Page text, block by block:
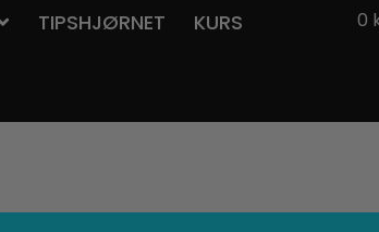
TIPSHJØRNET KURS 0